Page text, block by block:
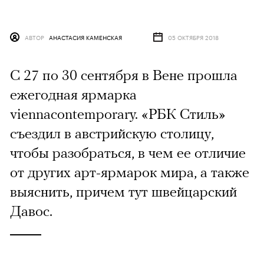
АВТОР АНАСТАСИЯ КАМЕНСКАЯ 05 ОКТЯБРЯ 2018
C 27 по 30 сентября в Вене прошла
ежегодная ярмарка
viennacontemporary. «РБК Стиль»
съездил в австрийскую столицу,
чтобы разобраться, в чем ее отличие
от других арт-ярмарок мира, а также
выяснить, причем тут швейцарский
Давос.